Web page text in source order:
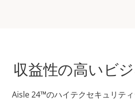
収益性の高いビ
Aisle 24™のハイテクセキュリテ